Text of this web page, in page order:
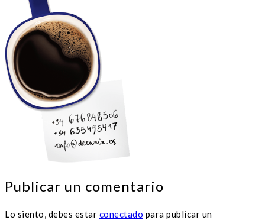
Publicar un comentario
Lo siento, debes estar conectado para publicar un